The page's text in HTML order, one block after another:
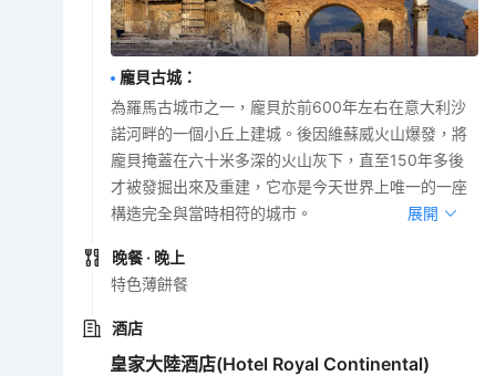
龐貝古城：
為羅馬古城市之一，龐貝於前600年左右在意大利沙
諾河畔的一個小丘上建城。後因維蘇威火山爆發，將
龐貝掩蓋在六十米多深的火山灰下，直至150年多後
才被發掘出來及重建，它亦是今天世界上唯一的一座
構造完全與當時相符的城市。
展開
晚餐 · 晚上
特色薄餅餐
酒店
皇家大陸酒店(Hotel Royal Continental)